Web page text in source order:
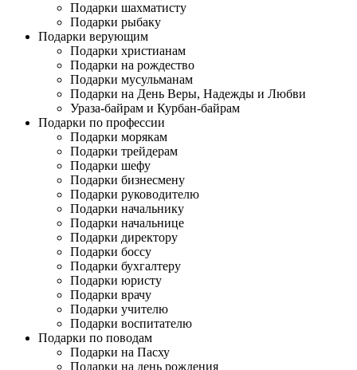
Подарки шахматисту
Подарки рыбаку
Подарки верующим
Подарки христианам
Подарки на рождество
Подарки мусульманам
Подарки на День Веры, Надежды и Любви
Ураза-байрам и Курбан-байрам
Подарки по профессии
Подарки морякам
Подарки трейдерам
Подарки шефу
Подарки бизнесмену
Подарки руководителю
Подарки начальнику
Подарки начальнице
Подарки директору
Подарки боссу
Подарки бухгалтеру
Подарки юристу
Подарки врачу
Подарки учителю
Подарки воспитателю
Подарки по поводам
Подарки на Пасху
Подарки на день рождения